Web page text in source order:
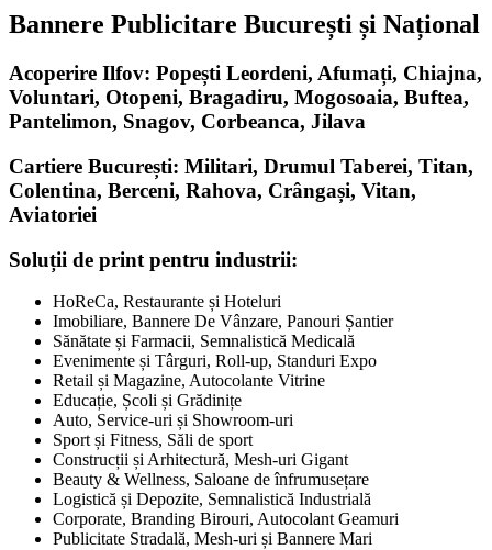
Bannere Publicitare București și Național
Acoperire Ilfov: Popești Leordeni, Afumați, Chiajna,
Voluntari, Otopeni, Bragadiru, Mogosoaia, Buftea,
Pantelimon, Snagov, Corbeanca, Jilava
Cartiere București: Militari, Drumul Taberei, Titan,
Colentina, Berceni, Rahova, Crângași, Vitan,
Aviatoriei
Soluții de print pentru industrii:
HoReCa, Restaurante și Hoteluri
Imobiliare, Bannere De Vânzare, Panouri Șantier
Sănătate și Farmacii, Semnalistică Medicală
Evenimente și Târguri, Roll-up, Standuri Expo
Retail și Magazine, Autocolante Vitrine
Educație, Școli și Grădinițe
Auto, Service-uri și Showroom-uri
Sport și Fitness, Săli de sport
Construcții și Arhitectură, Mesh-uri Gigant
Beauty & Wellness, Saloane de înfrumusețare
Logistică și Depozite, Semnalistică Industrială
Corporate, Branding Birouri, Autocolant Geamuri
Publicitate Stradală, Mesh-uri și Bannere Mari